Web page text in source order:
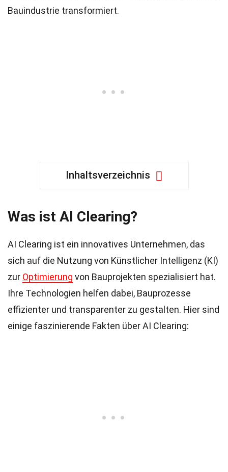
Bauindustrie transformiert.
Inhaltsverzeichnis
Was ist AI Clearing?
AI Clearing ist ein innovatives Unternehmen, das
sich auf die Nutzung von Künstlicher Intelligenz (KI)
zur Optimierung von Bauprojekten spezialisiert hat.
Ihre Technologien helfen dabei, Bauprozesse
effizienter und transparenter zu gestalten. Hier sind
einige faszinierende Fakten über AI Clearing: